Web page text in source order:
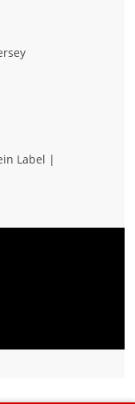
Label |